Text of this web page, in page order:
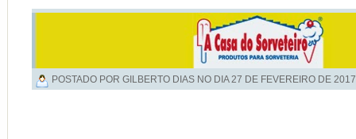
POSTADO POR GILBERTO DIAS NO DIA 27 DE FEVEREIRO DE 2017